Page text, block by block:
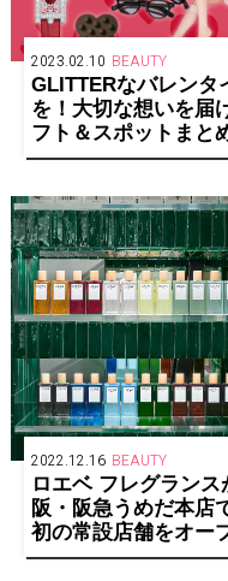
2023.02.10 BEAUTY
GLITTERなバレンタ
を！大切な想いを届
フト＆スポットまと
2022.12.16 BEAUTY
ロエベ フレグランス
阪・阪急うめだ本店
初の常設店舗をオー